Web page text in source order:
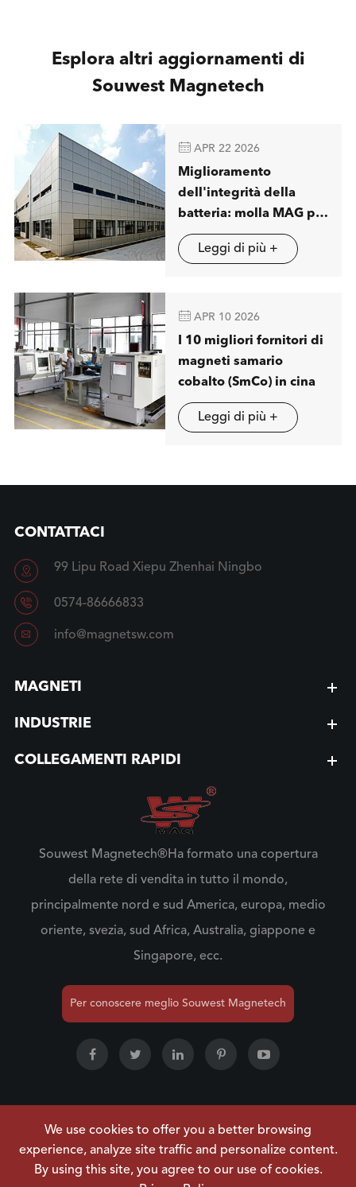
Esplora altri aggiornamenti di
Souwest Magnetech
 APR 22 2026
Miglioramento
dell'integrità della
batteria: molla MAG per
visualizzare soluzioni
avanzate di separazione
Leggi di più +
 APR 10 2026
I 10 migliori fornitori di
magneti samario
cobalto (SmCo) in cina
Leggi di più +
CONTATTACI
 99 Lipu Road Xiepu Zhenhai Ningbo
 0574-86666833
 info@magnetsw.com
MAGNETI
INDUSTRIE
COLLEGAMENTI RAPIDI
Souwest Magnetech®Ha formato una copertura
della rete di vendita in tutto il mondo,
principalmente nord e sud America, europa, medio
oriente, svezia, sud Africa, Australia, giappone e
Singapore, ecc.
Per conoscere meglio Souwest Magnetech
Copyright ©NINGBO SOUWEST MAGNETECH
DEVELOPMENT CO.,LTD.Tutti i diritti riservati.
We use cookies to offer you a better browsing
experience, analyze site traffic and personalize content.
By using this site, you agree to our use of cookies.